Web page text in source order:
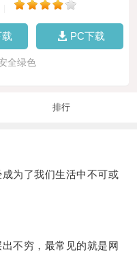
PC下载
全绿色
排行
为了我们生活中不可或
不穷，最常见的就是网